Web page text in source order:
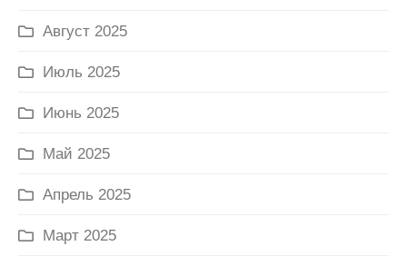
Август 2025
Июль 2025
Июнь 2025
Май 2025
Апрель 2025
Март 2025